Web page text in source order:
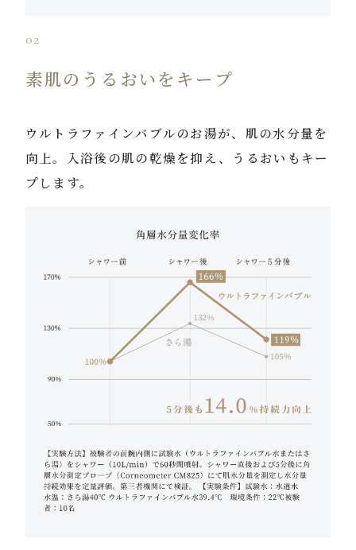
02
素肌のうるおいをキープ
ウルトラファインバブルのお湯が、肌の水分量を
向上。入浴後の肌の乾燥を抑え、うるおいもキー
プします。